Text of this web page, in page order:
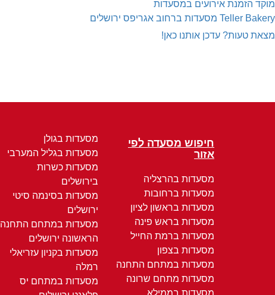
מוקד הזמנת אירועים במסעדות
Teller Bakery מסעדות ברחוב אגריפס ירושלים
מצאת טעות? עדכן אותנו כאן!
חיפוש מסעדה לפי
אזור
מסעדות בהרצליה
מסעדות ברחובות
מסעדות בראשון לציון
מסעדות בראש פינה
מסעדות ברמת החייל
מסעדות בצפון
מסעדות במתחם התחנה
מסעדות מתחם שרונה
מסעדות בגולן
מסעדות בגליל המערבי
מסעדות כשרות
בירושלים
מסעדות בסינמה סיטי
ירושלים
מסעדות במתחם התחנה
הראשונה ירושלים
מסעדות בקניון עזריאלי
רמלה
מסעדות במתחם יס